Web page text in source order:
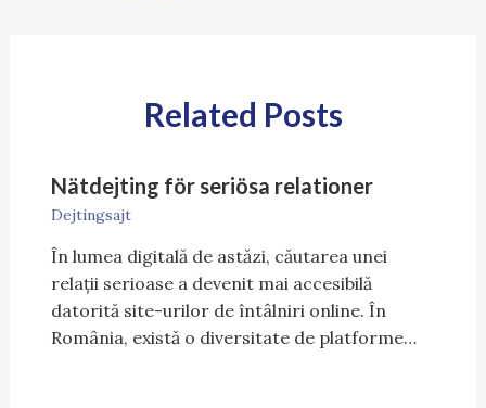
Related Posts
Nätdejting för seriösa relationer
Dejtingsajt
În lumea digitală de astăzi, căutarea unei
relații serioase a devenit mai accesibilă
datorită site-urilor de întâlniri online. În
România, există o diversitate de platforme…